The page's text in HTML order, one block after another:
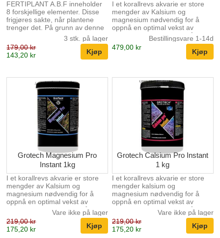
FERTIPLANT A.B.F inneholder
8 forskjellige elementer. Disse
frigjøres sakte, når plantene
trenger det. På grunn av denne
prosessen vil uønsket algevekst
unngås. FERTIPLANT A.B.F
inneholder blant lateritt, brunkull
og baraclay, alle nødvendige
mikrofaunaen. Stabiliserer pH
og inneholder ikke nitrater eller
3 stk. på lager
179,00 kr
143,20 kr
I et korallrevs akvarie er store
mengder av Kalsium og
magnesium nødvendig for å
oppnå en optimal vekst av
koraller og kalkalger. 1 måleskje
ca.10g øker calsiumverdien
med ca. 11 mg/pr. 100 liter
vann. Ved store avvik bør
er ca. 1330mg.
Bestillingsvare 1-14d
479,00 kr
Grotech Magnesium Pro
Instant 1kg
I et korallrevs akvarie er store
mengder av Kalsium og
magnesium nødvendig for å
oppnå en optimal vekst av
koraller og kalkalger. 1 måleskje
ca.10g øker calsiumverdien
med ca. 11 mg/pr. 100 liter
vann. Ved store avvik bør
Vare ikke på lager
219,00 kr
175,20 kr
Grotech Calsium Pro Instant
1 kg
I et korallrevs akvarie er store
mengder kalsium og
magnesium nødvendig for å
oppnå en optimal vekst av
koraller og kalkalger. 1 måleskje
ca.10g øker kalsiumverdien
med ca. 18 mg/pr. 100 liter
vann. Ved store avvik bør
Vare ikke på lager
219,00 kr
175,20 kr